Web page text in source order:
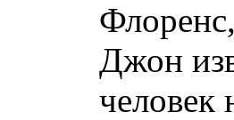
Джон